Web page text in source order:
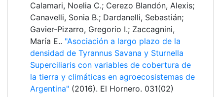
Calamari, Noelia C.; Cerezo Blandón, Alexis;
Canavelli, Sonia B.; Dardanelli, Sebastián;
Gavier-Pizarro, Gregorio I.; Zaccagnini,
María E.. "Asociación a largo plazo de la
densidad de Tyrannus Savana y Sturnella
Superciliaris con variables de cobertura de
la tierra y climáticas en agroecosistemas de
Argentina" (2016). El Hornero. 031(02)